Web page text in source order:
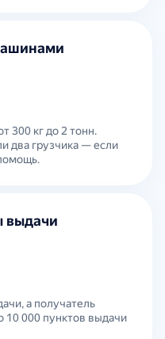
300 кг до 2 тонн.
два грузчика — если
выдачи
а получатель
10 000 пунктов выдачи